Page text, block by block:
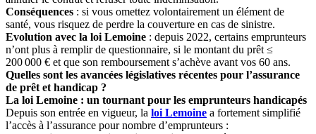
Conséquences : si vous omettez volontairement un élément de
santé, vous risquez de perdre la couverture en cas de sinistre.
Evolution avec la loi Lemoine : depuis 2022, certains emprunteurs
n’ont plus à remplir de questionnaire, si le montant du prêt ≤
200 000 € et que son remboursement s’achève avant vos 60 ans.
Quelles sont les avancées législatives récentes pour l’assurance
de prêt et handicap ?
La loi Lemoine : un tournant pour les emprunteurs handicapés
Depuis son entrée en vigueur, la loi Lemoine a fortement simplifié
l’accès à l’assurance pour nombre d’emprunteurs :